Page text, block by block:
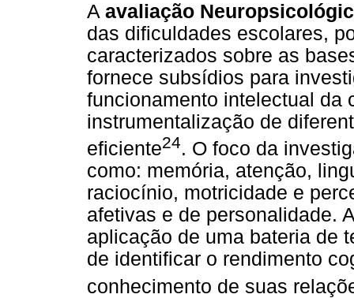
A avaliação
das dificuldades escolares,
caracterizados sobre as
fornece subsídios para
funcionamento intelectual da
instrumentalização de
eficiente24. O foco da
como: memória, atenção,
raciocínio, motricidade e
afetivas e de personalidade.
aplicação de uma bateria de
de identificar o rendimento
conhecimento de suas